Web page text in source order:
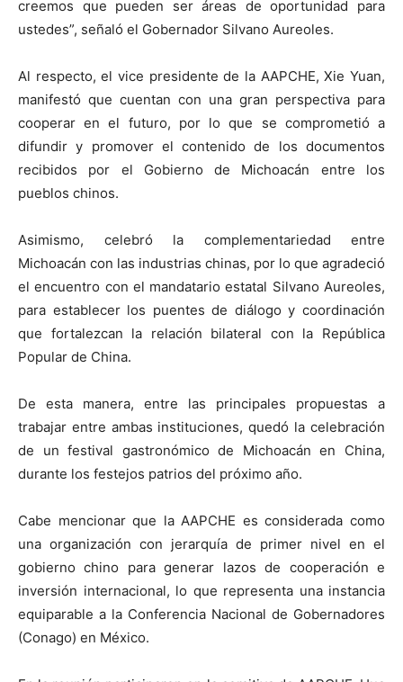
creemos que pueden ser áreas de oportunidad para
ustedes”, señaló el Gobernador Silvano Aureoles.
Al respecto, el vice presidente de la AAPCHE, Xie Yuan,
manifestó que cuentan con una gran perspectiva para
cooperar en el futuro, por lo que se comprometió a
difundir y promover el contenido de los documentos
recibidos por el Gobierno de Michoacán entre los
pueblos chinos.
Asimismo, celebró la complementariedad entre
Michoacán con las industrias chinas, por lo que agradeció
el encuentro con el mandatario estatal Silvano Aureoles,
para establecer los puentes de diálogo y coordinación
que fortalezcan la relación bilateral con la República
Popular de China.
De esta manera, entre las principales propuestas a
trabajar entre ambas instituciones, quedó la celebración
de un festival gastronómico de Michoacán en China,
durante los festejos patrios del próximo año.
Cabe mencionar que la AAPCHE es considerada como
una organización con jerarquía de primer nivel en el
gobierno chino para generar lazos de cooperación e
inversión internacional, lo que representa una instancia
equiparable a la Conferencia Nacional de Gobernadores
(Conago) en México.